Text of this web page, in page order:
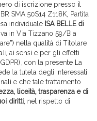
di iscrizione presso il
SMA 50S14 Z118K, Partita
individuale ISA BELLE di
in Via Tizzano 59/B a
nella qualità di Titolare
ai sensi e per gli effetti
con la presente La
la tutela degli interessati
e che tale trattamento
liceità, trasparenza e di
diritti , nel rispetto di